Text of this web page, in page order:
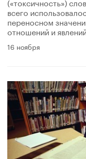
всего
переносном
отношений и
16 ноября